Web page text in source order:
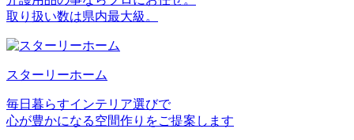
取り扱い数は県内最大級。
スターリーホーム
毎日暮らすインテリア選びで
心が豊かになる空間作りをご提案します